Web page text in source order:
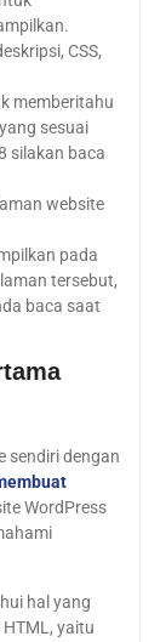
CSS,
memberitahu
sesuai
silakan baca
website
pada
tersebut,
baca saat
sendiri dengan
WordPress
hal yang
yaitu